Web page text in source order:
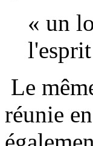
« un
Le
réunie